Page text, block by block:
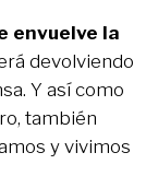
envuelve la
devolviendo
Y así como
también
y vivimos